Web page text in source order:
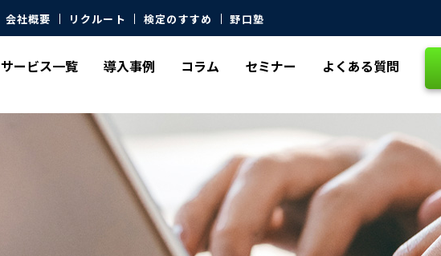
サービス一覧 導入事例 コラム セミナー よくある質問
会社概要 リクルート 検定のすすめ 野口塾